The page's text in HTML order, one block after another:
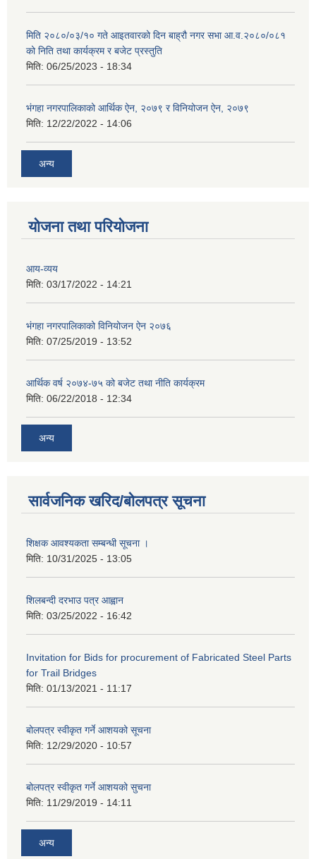
मिति २०८०/०३/१० गते आइतवारको दिन बाह्रौ नगर सभा आ.व.२०८०/०८१
को निति तथा कार्यक्रम र बजेट प्रस्तुति
मिति: 06/25/2023 - 18:34
भंगहा नगरपालिकाको आर्थिक ऐन, २०७९ र विनियोजन ऐन, २०७९
मिति: 12/22/2022 - 14:06
अन्य
योजना तथा परियोजना
आय-व्यय
मिति: 03/17/2022 - 14:21
भंगहा नगरपालिकाको विनियोजन ऐन २०७६
मिति: 07/25/2019 - 13:52
आर्थिक वर्ष २०७४-७५ को बजेट तथा नीति कार्यक्रम
मिति: 06/22/2018 - 12:34
अन्य
सार्वजनिक खरिद/बोलपत्र सूचना
शिक्षक आवश्यकता सम्बन्धी सूचना ।
मिति: 10/31/2025 - 13:05
शिलबन्दी दरभाउ पत्र आह्वान
मिति: 03/25/2022 - 16:42
Invitation for Bids for procurement of Fabricated Steel Parts
for Trail Bridges
मिति: 01/13/2021 - 11:17
बोलपत्र स्वीकृत गर्ने आशयको सूचना
मिति: 12/29/2020 - 10:57
बोलपत्र स्वीकृत गर्ने आशयको सुचना
मिति: 11/29/2019 - 14:11
अन्य